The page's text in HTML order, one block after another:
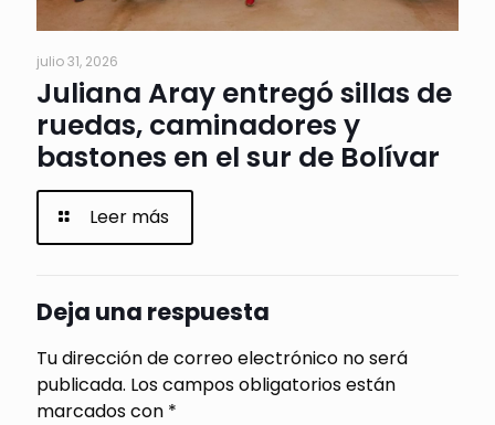
julio 31, 2026
Juliana Aray entregó sillas de
ruedas, caminadores y
bastones en el sur de Bolívar
Leer más
Deja una respuesta
Tu dirección de correo electrónico no será
publicada. Los campos obligatorios están
marcados con *